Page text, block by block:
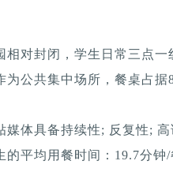
对封闭，学生日常三点一
为公共集中场所，餐桌占据
体具备持续性; 反复性; 高
的平均用餐时间：19.7分